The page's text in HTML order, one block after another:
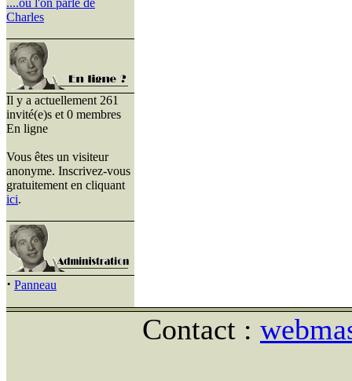
....où l'on parle de
Charles
Il y a actuellement 261
invité(e)s et 0 membres
En ligne
Vous êtes un visiteur
anonyme. Inscrivez-vous
gratuitement en cliquant
ici.
· Panneau
Contact :